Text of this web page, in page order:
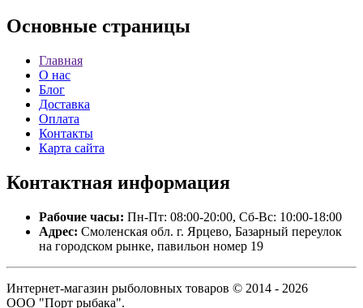
Основные страницы
Главная
О нас
Блог
Доставка
Оплата
Контакты
Карта сайта
Контактная информация
Рабочие часы: Пн-Пт: 08:00-20:00, Сб-Вс: 10:00-18:00
Адрес: Смоленская обл. г. Ярцево, Базарный переулок
на городском рынке, павильон номер 19
Интернет-магазин рыболовных товаров © 2014 - 2026
ООО "Порт рыбака".